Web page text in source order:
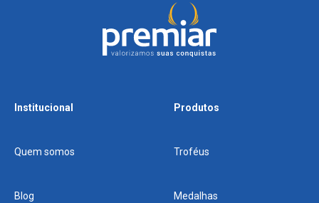
Institucional
Quem somos
Blog
Produtos
Troféus
Medalhas